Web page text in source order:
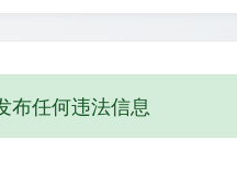
布任何违法信息